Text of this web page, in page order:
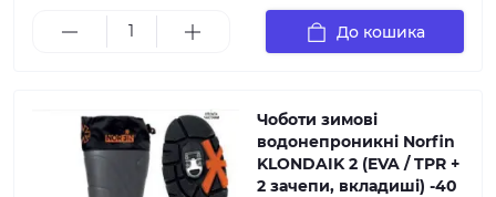
До кошика
Чоботи зимові
водонепроникні Norfin
KLONDAIK 2 (EVA / TPR +
2 зачепи, вкладиші) -40